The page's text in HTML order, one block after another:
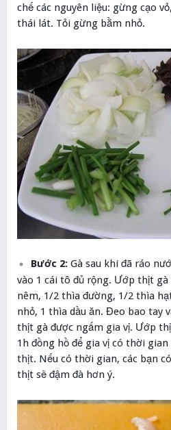
chế các nguyên liệu: gừng cạo
thái lát. Tỏi gừng bằm nhỏ.
Bước 2: Gà sau khi đã ráo
vào 1 cái tô đủ rộng. Ướp thịt
nêm, 1/2 thìa đường, 1/2 thìa
nhỏ, 1 thìa dầu ăn. Đeo bao tay
thịt gà được ngấm gia vị. Ướp
1h đồng hồ để gia vị có thời
thịt. Nếu có thời gian, các bạn
thịt sẽ đậm đà hơn ý.